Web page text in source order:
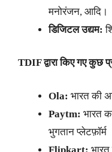
मनोरंजन, आदि।
डिजिटल उद्यम:
TDIFद्वारा किए गए कुछ
Ola: भारत की
Paytm: भारत
भुगतान प्लेटफ़ॉर्म